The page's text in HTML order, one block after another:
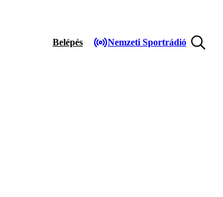
Belépés Nemzeti Sportrádió